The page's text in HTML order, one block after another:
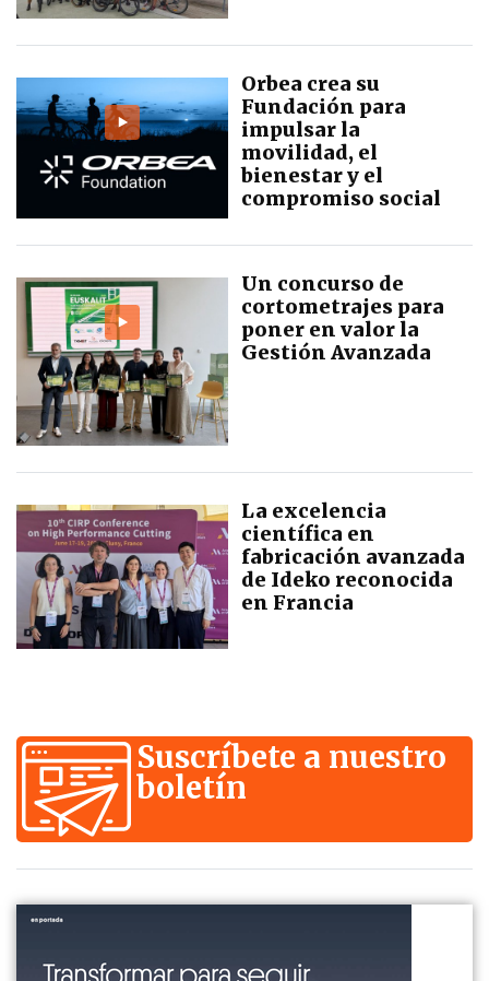
Orbea crea su
Fundación para
impulsar la
movilidad, el
bienestar y el
compromiso social
Un concurso de
cortometrajes para
poner en valor la
Gestión Avanzada
La excelencia
científica en
fabricación avanzada
de Ideko reconocida
en Francia
Suscríbete a nuestro
boletín